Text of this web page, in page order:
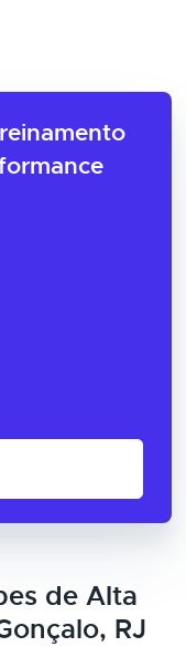
de Alta
RJ